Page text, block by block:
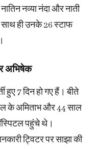
नव्या नंदा और नाती
साथ ही उनके 26 स्टाफ
अभिषेक
7 दिन हो गए हैं। बीते
के अमिताभ और 44 साल
पहुंचे थे।
ट्विटर पर साझा की